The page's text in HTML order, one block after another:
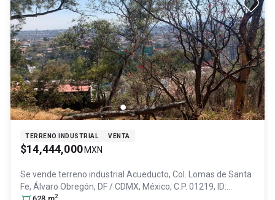
TERRENO INDUSTRIAL VENTA
$14,444,000 MXN
Se vende terreno industrial Acueducto, Col. Lomas de Santa
Fe, Álvaro Obregón, DF / CDMX, México, C.P. 01219, ID:
2